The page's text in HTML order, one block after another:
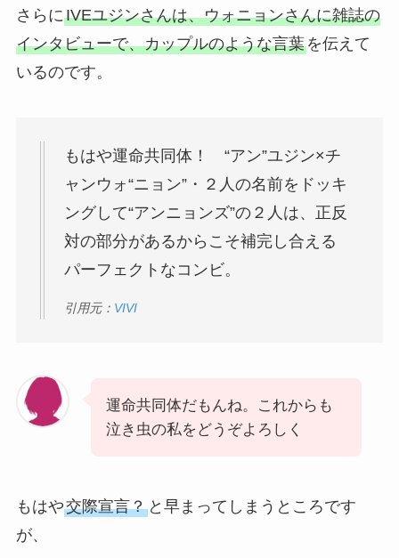
さらにIVEユジンさんは、ウォニョンさんに雑誌の
インタビューで、カップルのような言葉を伝えて
いるのです。
もはや運命共同体！ “アン”ユジン×チ
ャンウォ“ニョン”・２人の名前をドッキ
ングして“アンニョンズ”の２人は、正反
対の部分があるからこそ補完し合える
パーフェクトなコンビ。
引用元： VIVI
運命共同体だもんね。これからも
泣き虫の私をどうぞよろしく
もはや交際宣言？と早まってしまうところです
が、